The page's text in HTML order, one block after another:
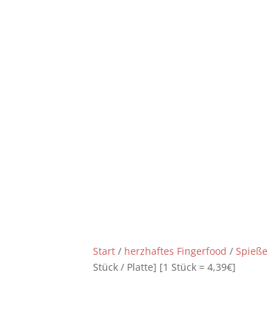
Start / herzhaftes Fingerfood /Spieße
Stück / Platte] [1 Stück = 4,39€]